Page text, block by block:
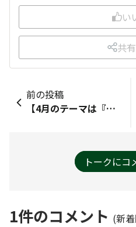
い
共
前の投稿
【4月のテーマは『タリーズで“これがあると助かるな”と感じること』！🎈✨】新商品コーヒーのポットサービスとても嬉しいです2回ほど出逢えて試飲させて頂きました☕
トークにコ
1件のコメント (新